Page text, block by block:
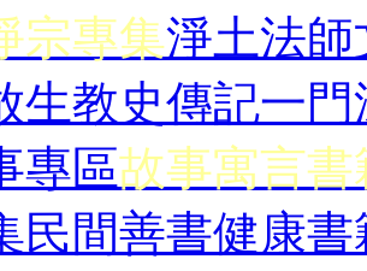
宗專集淨土法師
生教史傳記一門
專區故事寓言書
民間善書健康書